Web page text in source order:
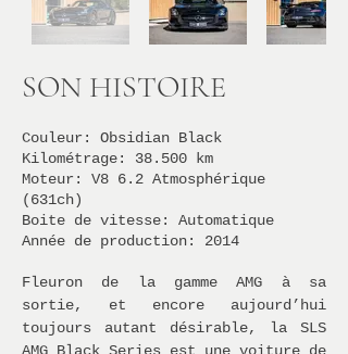
SON HISTOIRE
Couleur: Obsidian Black
Kilométrage: 38.500 km
Moteur: V8 6.2 Atmosphérique
(631ch)
Boite de vitesse: Automatique
Année de production: 2014
Fleuron de la gamme AMG à sa
sortie, et encore aujourd’hui
toujours autant désirable, la SLS